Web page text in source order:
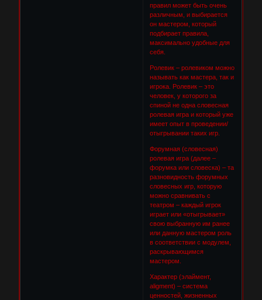
правил может быть очень
различным, и выбирается
он мастером, который
подбирает правила,
максимально удобные для
себя.
Ролевик – ролевиком можно
называть как мастера, так и
игрока. Ролевик – это
человек, у которого за
спиной не одна словесная
ролевая игра и который уже
имеет опыт в проведении/
отыгрывании таких игр.
Форумная (словесная)
ролевая игра (далее –
форумка или словеска) – та
разновидность форумных
словесных игр, которую
можно сравнивать с
театром – каждый игрок
играет или «отыгрывает»
свою выбранную им ранее
или данную мастером роль
в соответствии с модулем,
раскрывающимся
мастером.
Характер (элаймент,
aligment) – система
ценностей, жизненных